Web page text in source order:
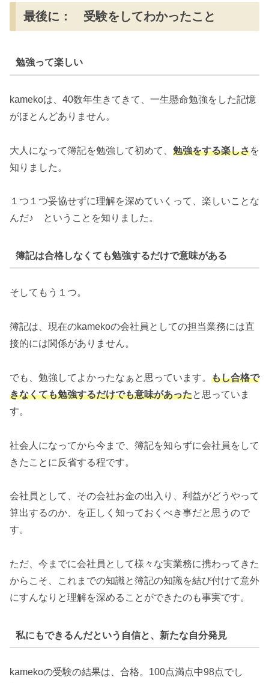
最後に： 受験をしてわかったこと
勉強って楽しい
kamekoは、40数年生きてきて、一生懸命勉強をした記憶
がほとんどありません。
大人になって簿記を勉強して初めて、 勉強をする楽しさを
知りました。
１つ１つ妥協せずに理解を深めていくって、楽しいことな
んだ♪ ということを知りました。
簿記は合格しなくても勉強するだけで意味がある
そしてもう１つ。
簿記は、現在のkamekoの会社員としての担当業務には直
接的には関係がありません。
でも、勉強してよかったなぁと思っています。 もし合格で
きなくても勉強するだけでも意味があったと思っていま
す。
社会人になってから今まで、簿記を知らずに会社員をして
きたことに反省する程です。
会社員として、その会社お金の出入り、利益がどうやって
算出するのか、を正しく知っておくべき事だと思うので
す。
ただ、今までに会社員として様々な実業務に携わってきた
からこそ、これまでの知識と簿記の知識を結び付けて意外
にすんなりと理解を深めることができたのも事実です。
私にもできるんだという自信と、新たな自分発見
kamekoの受験の結果は、合格。100点満点中98点でし